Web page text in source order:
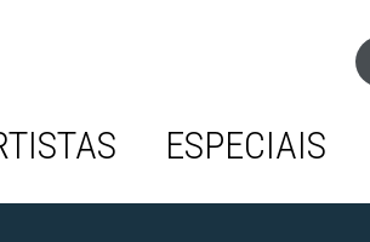
ESPECIAIS